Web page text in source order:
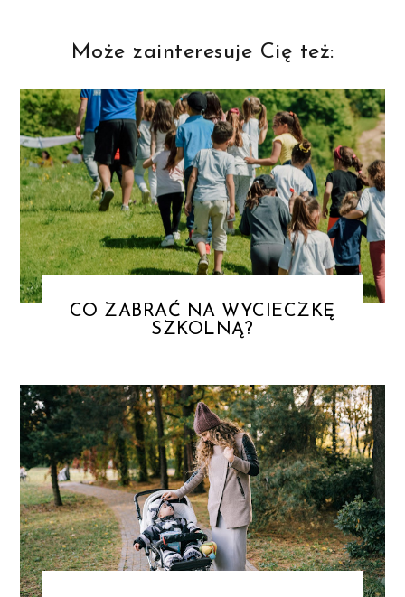
Może zainteresuje Cię też:
CO ZABRAĆ NA WYCIECZKĘ
SZKOLNĄ?